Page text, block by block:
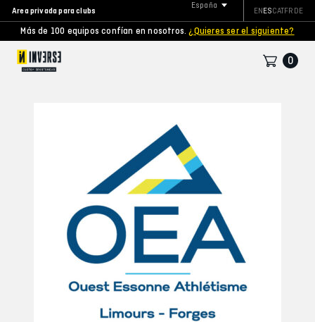
Area privada para clubs
Más de 100 equipos confían en nosotros.¿Quieres ser el siguiente?
España
ENESCATFR DE
0